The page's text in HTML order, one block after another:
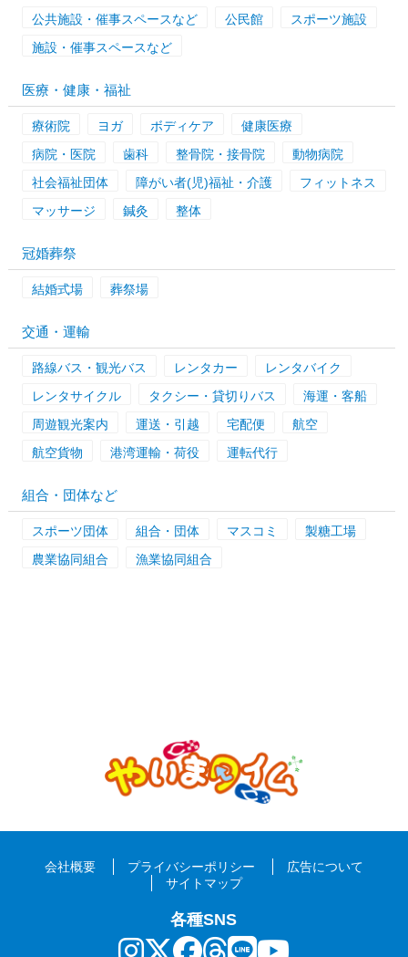
公共施設・催事スペースなど
公民館
スポーツ施設
施設・催事スペースなど
医療・健康・福祉
療術院 ヨガ ボディケア
健康医療
病院・医院
歯科 整骨院・接骨院
動物病院
社会福祉団体
障がい者(児)福祉・介護
フィットネス
マッサージ
鍼灸 整体
冠婚葬祭
結婚式場 葬祭場
交通・運輸
路線バス・観光バス レンタカー
レンタバイク
レンタサイクル
タクシー・貸切りバス
海運・客船
周遊観光案内
運送・引越 宅配便
航空
航空貨物
港湾運輸・荷役 運転代行
組合・団体など
スポーツ団体 組合・団体 マスコミ
製糖工場
農業協同組合
漁業協同組合
会社概要 プライバシーポリシー
広告について
サイトマップ
各種SNS